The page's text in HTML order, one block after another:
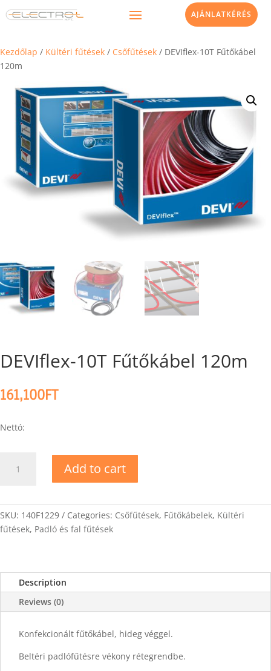
AJÁNLATKÉRÉS
Kezdőlap / Kültéri fűtések / Csőfűtések / DEVIflex-10T Fűtőkábel
120m
DEVIflex-10T Fűtőkábel 120m
161,100FT
Nettó:
quantity
Add to cart
SKU: 140F1229 Categories: Csőfűtések, Fűtőkábelek, Kültéri
fűtések, Padló és fal fűtések
Description
Reviews (0)
Konfekcionált fűtőkábel, hideg véggel.
Beltéri padlófűtésre vékony rétegrendbe.